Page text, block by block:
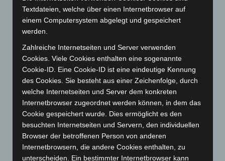
Dezember 2025(103)
November 2025(114)
September 2025(93)
August 2025 (90)
Juli 2025(90)
Juni 2025(103)
Mai 2025(112)
April 2025(88)
März 2025(111)
Textdateien, welche über einen Internetbrowser auf
einem Computersystem abgelegt und gespeichert
werden.
Zahlreiche Internetseiten und Server verwenden
Cookies. Viele Cookies enthalten eine sogenannte
Cookie-ID. Eine Cookie-ID ist eine eindeutige Kennung
des Cookies. Sie besteht aus einer Zeichenfolge, durch
welche Internetseiten und Server dem konkreten
Internetbrowser zugeordnet werden können, in dem das
Cookie gespeichert wurde. Dies ermöglicht es den
besuchten Internetseiten und Servern, den individuellen
Browser der betroffenen Person von anderen
Internetbrowsern, die andere Cookies enthalten, zu
unterscheiden. Ein bestimmter Internetbrowser kann